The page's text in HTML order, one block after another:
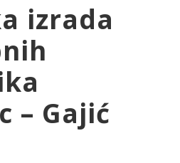
izrada
– Gajić